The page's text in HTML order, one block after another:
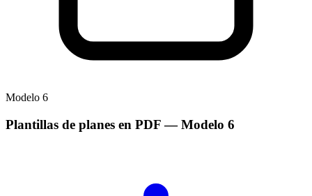
Modelo 6
Plantillas de planes en PDF— Modelo 6